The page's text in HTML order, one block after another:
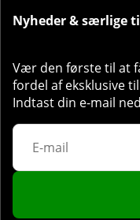
Nyheder & særlige
Vær den første til at
fordel af eksklusive
Indtast din e-mail